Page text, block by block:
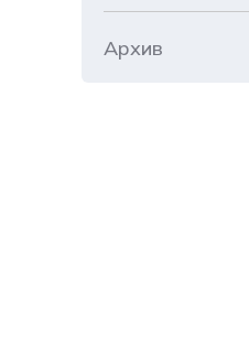
Архив